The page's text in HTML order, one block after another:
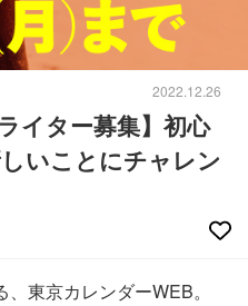
2022.12.26
イター募集】初心
いことにチャレン
東京カレンダーWEB。